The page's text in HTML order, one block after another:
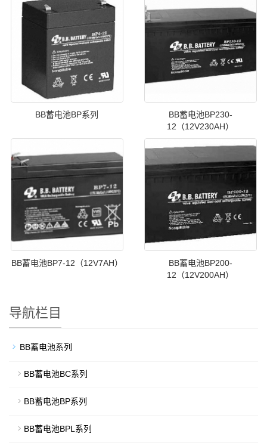
BB蓄电池BP系列
BB蓄电池BP230-
12（12V230AH）
BB蓄电池BP7-12（12V7AH）
BB蓄电池BP200-
12（12V200AH）
导航栏目
BB蓄电池系列
BB蓄电池BC系列
BB蓄电池BP系列
BB蓄电池BPL系列